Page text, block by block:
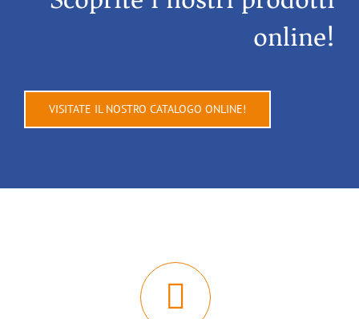
online!
VISITATE IL NOSTRO CATALOGO ONLINE!